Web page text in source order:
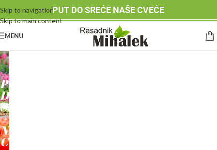
Skip to navigation
Skip to main content
PUT DO SREĆE NAŠE CVEĆE
MENU
RASADNIK
MIHALEK
PUT
DO
SREĆE
-
NAŠE
CVEĆE